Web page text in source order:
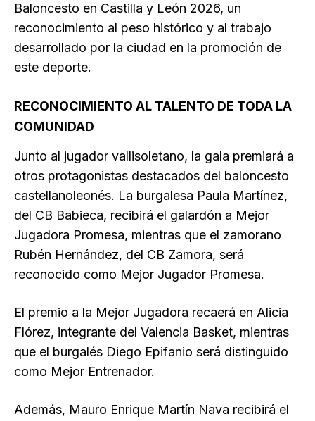
Baloncesto en Castilla y León 2026, un
reconocimiento al peso histórico y al trabajo
desarrollado por la ciudad en la promoción de
este deporte.
RECONOCIMIENTO AL TALENTO DE TODA LA
COMUNIDAD
Junto al jugador vallisoletano, la gala premiará a
otros protagonistas destacados del baloncesto
castellanoleonés. La burgalesa Paula Martínez,
del CB Babieca, recibirá el galardón a Mejor
Jugadora Promesa, mientras que el zamorano
Rubén Hernández, del CB Zamora, será
reconocido como Mejor Jugador Promesa.
El premio a la Mejor Jugadora recaerá en Alicia
Flórez, integrante del Valencia Basket, mientras
que el burgalés Diego Epifanio será distinguido
como Mejor Entrenador.
Además, Mauro Enrique Martín Nava recibirá el